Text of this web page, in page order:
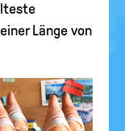
Länge von